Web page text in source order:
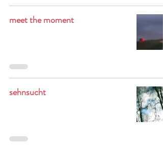
meet the moment
sehnsucht